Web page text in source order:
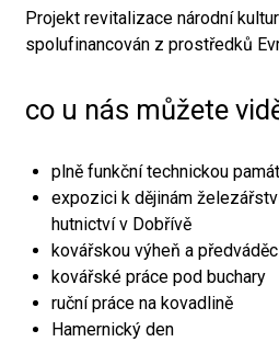
Projekt revitalizace národní
spolufinancován z prostředků
co u nás můžete
plně funkční technickou
expozici k dějinám
hutnictví v Dobřívě
kovářskou výheň a
kovářské práce pod buchary
ruční práce na kovadlině
Hamernický den